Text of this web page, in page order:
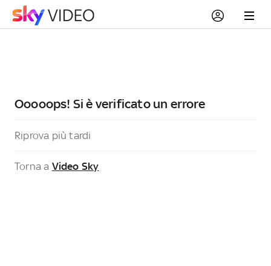
Ooooops! Si è verificato un errore
Riprova più tardi
Torna a Video Sky